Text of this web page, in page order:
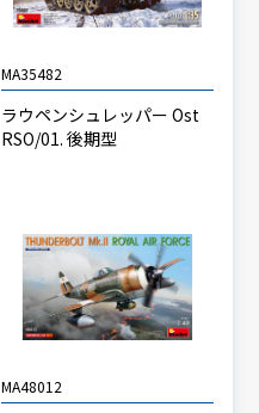
MA35482
ラウペンシュレッパー Ost
RSO/01. 後期型
MA48012